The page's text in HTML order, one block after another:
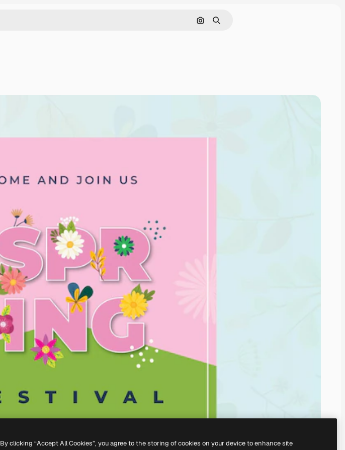
Pesquisar por imagem
Buscar
By clicking “Accept All Cookies”, you agree to the storing of cookies on your device to enhance site